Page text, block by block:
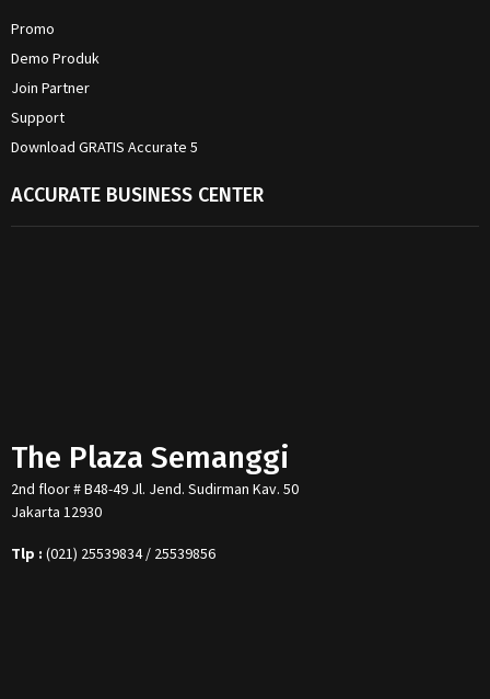
Promo
Demo Produk
Join Partner
Support
Download GRATIS Accurate 5
ACCURATE BUSINESS CENTER
The Plaza Semanggi
2nd floor # B48-49 Jl. Jend. Sudirman Kav. 50
Jakarta 12930
Tlp : (021) 25539834 / 25539856